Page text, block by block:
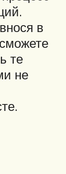
в
те
не